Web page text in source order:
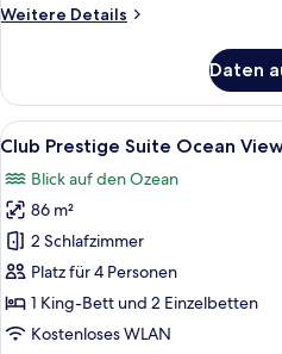
for
Weitere Details
Weitere
Prestige
Suite
(Club
for
4)
Daten
Alle
Fotos
für
Club
Prestige
Suite
Ocean
View
5
Club Prestige Suite Ocean
Blick auf den Ozean
86 m²
2 Schlafzimmer
Platz für 4 Personen
1 King-Bett und 2 Einzelbetten
Kostenloses WLAN